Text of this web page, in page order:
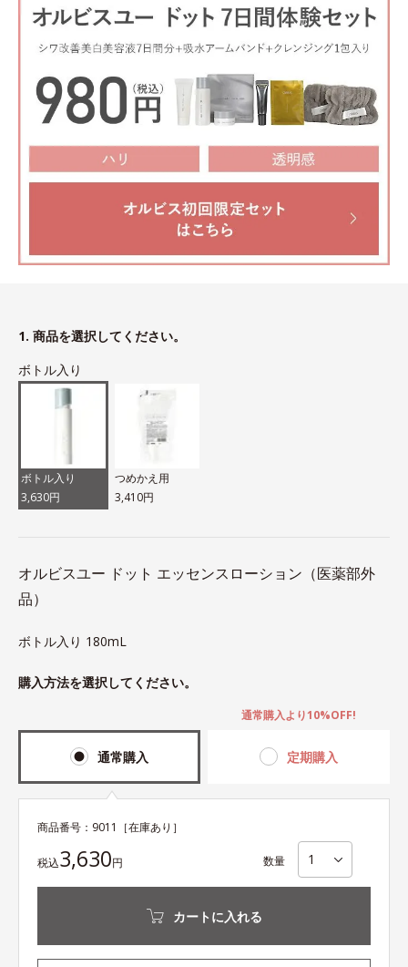
1. 商品を選択してください。
ボトル入り
ボトル入り
3,630円
つめかえ用
3,410円
オルビスユー ドット エッセンスローション（医薬部外
品）
ボトル入り 180mL
購入方法を選択してください。
通常購入 定期購入
通常購入より10%OFF!
商品番号： 9011 ［在庫あり］
税込3,630円 数量
カートに入れる